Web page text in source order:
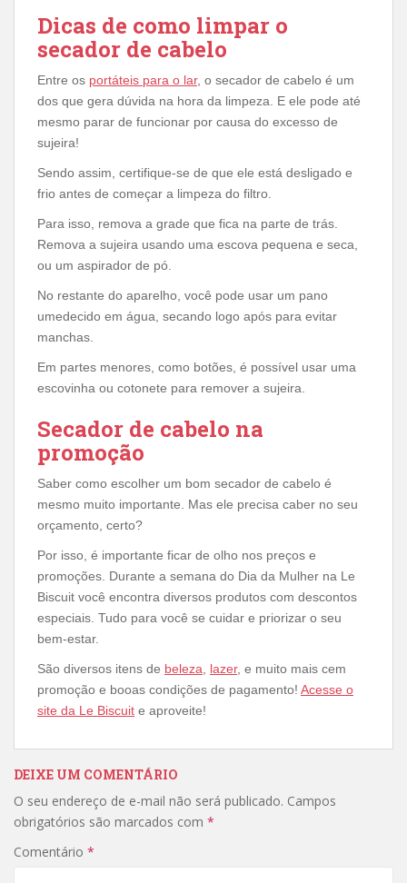
Dicas de como limpar o
secador de cabelo
Entre os portáteis para o lar, o secador de cabelo é um
dos que gera dúvida na hora da limpeza. E ele pode até
mesmo parar de funcionar por causa do excesso de
sujeira!
Sendo assim, certifique-se de que ele está desligado e
frio antes de começar a limpeza do filtro.
Para isso, remova a grade que fica na parte de trás.
Remova a sujeira usando uma escova pequena e seca,
ou um aspirador de pó.
No restante do aparelho, você pode usar um pano
umedecido em água, secando logo após para evitar
manchas.
Em partes menores, como botões, é possível usar uma
escovinha ou cotonete para remover a sujeira.
Secador de cabelo na
promoção
Saber como escolher um bom secador de cabelo é
mesmo muito importante. Mas ele precisa caber no seu
orçamento, certo?
Por isso, é importante ficar de olho nos preços e
promoções. Durante a semana do Dia da Mulher na Le
Biscuit você encontra diversos produtos com descontos
especiais. Tudo para você se cuidar e priorizar o seu
bem-estar.
São diversos itens de beleza lazer, e muito mais cem
promoção e booas condições de pagamento! Acesse o
site da Le Biscuit e aproveite!
DEIXE UM COMENTÁRIO
O seu endereço de e-mail não será publicado. Campos
obrigatórios são marcados com *
Comentário *